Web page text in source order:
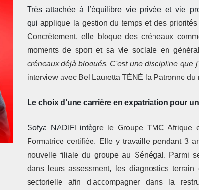
Très attachée à l’équilibre vie privée et vie
quiapplique la gestion du temps et des
Concrètement, elle bloque des créneaux
moments de sport et sa vie sociale en
créneaux déjà bloqués. C'est une discipline que
interview avec Bel Lauretta TÉNÉ la Patronne du
Le choix d’une carrière en expatriation pour
Sofya NADIFI intègre le Groupe TMC Afrique
Formatrice certifiée. Elle y travaille pendant 3
nouvelle filiale du groupe au Sénégal. Parmi
dans leurs assessment, les diagnostics
sectorielle afin d’accompagner dans la